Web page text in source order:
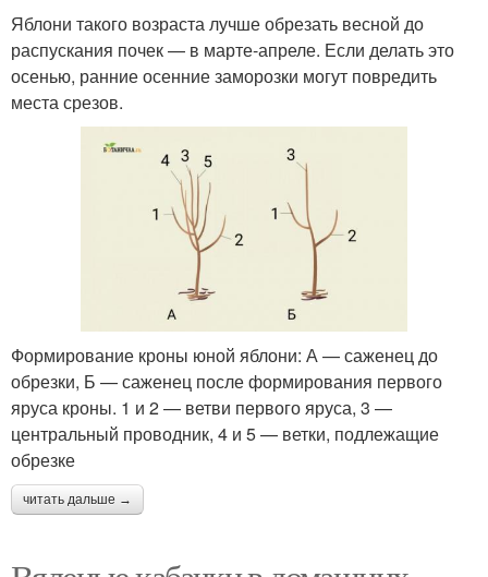
Яблони такого возраста лучше обрезать весной до
распускания почек — в марте-апреле. Если делать это
осенью, ранние осенние заморозки могут повредить
места срезов.
Формирование кроны юной яблони: А — саженец до
обрезки, Б — саженец после формирования первого
яруса кроны. 1 и 2 — ветви первого яруса, 3 —
центральный проводник, 4 и 5 — ветки, подлежащие
обрезке
читать дальше →